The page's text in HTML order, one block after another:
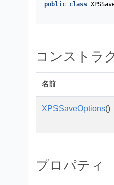
public class
コンストラ
名前
XPSSaveOptions()
プロパティ